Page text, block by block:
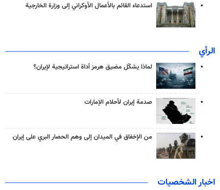
استدعاء القائم بالأعمال الأوكراني إلى وزارة الخارجية
الرأي
لماذا يشكّل مضيق هرمز أداة استراتيجية لإيران؟
صدمة إيران لأحلام الإمارات
من الإخفاق في الميدان إلى وهم الحصار البري على إيران
اخبار الشخصيات